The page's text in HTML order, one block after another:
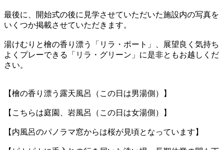
最後に、開始式の後に見学させていただいた施設内の写真を
いくつか掲載させていただきます。
湯けむりと檜の香り漂う「リラ・ポート」、展望良く気持ち
よくプレーできる「リラ・グリーン」に是非ともお越しくだ
さい。
【檜の香り漂う露天風呂（この日は男湯側）】
【こちらは庭園、岩風呂（この日は女湯側）】
【内風呂のパノラマ窓からは桜が見頃となっています】